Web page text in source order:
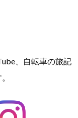
、自転車の旅記